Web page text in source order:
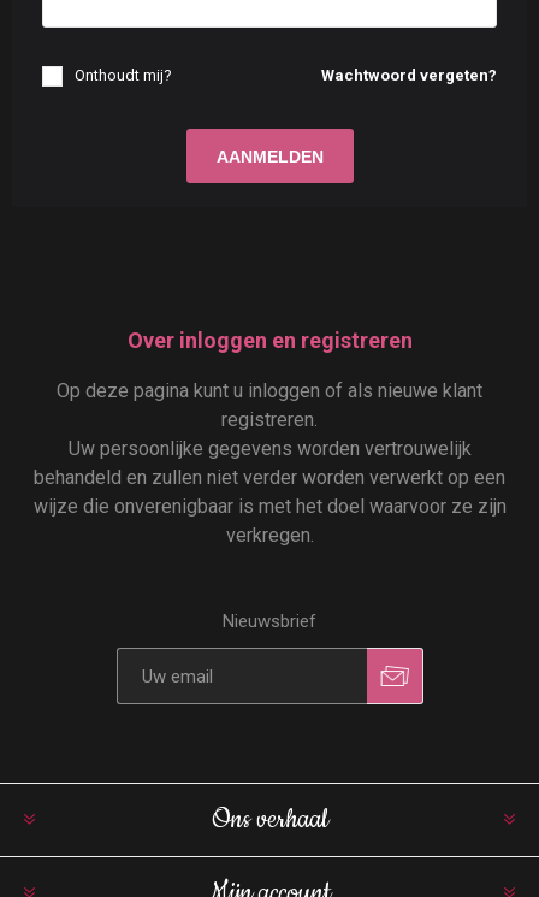
Wachtwoord vergeten?
Onthoudt mij?
Over inloggen en registreren
Op deze pagina kunt u inloggen of als nieuwe klant
registreren.
Uw persoonlijke gegevens worden vertrouwelijk
behandeld en zullen niet verder worden verwerkt op een
wijze die onverenigbaar is met het doel waarvoor ze zijn
verkregen.
Nieuwsbrief
Ons verhaal